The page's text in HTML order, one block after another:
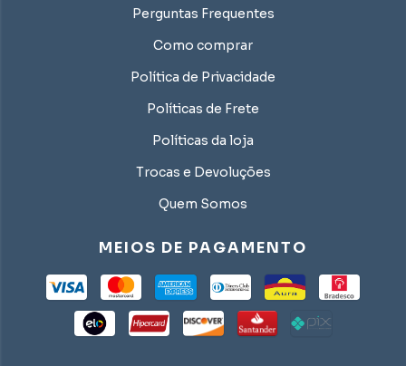
Perguntas Frequentes
Como comprar
Política de Privacidade
Políticas de Frete
Políticas da loja
Trocas e Devoluções
Quem Somos
MEIOS DE PAGAMENTO